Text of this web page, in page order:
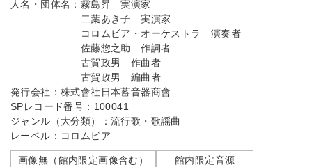
人名・団体名： 霧島昇 実演家
二葉あき子 実演家
コロムビア・オーケストラ 演奏者
佐藤惣之助 作詞者
古賀政男 作曲者
古賀政男 編曲者
発行会社： 株式會社日本蓄音器商會
SPレコード番号： 100041
ジャンル（大分類）： 流行歌・歌謡曲
レーベル： コロムビア
画像無（館内限定画像含む） 館内限定音源